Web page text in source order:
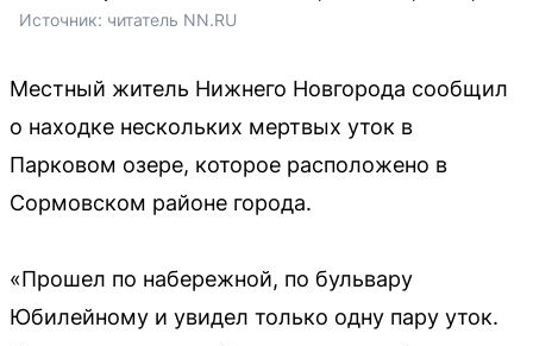
Источник: читатель NN.RU
Местный житель Нижнего Новгорода сообщил
о находке нескольких мертвых уток в
Парковом озере, которое расположено в
Сормовском районе города.
«Прошел по набережной, по бульвару
Юбилейному и увидел только одну пару уток.